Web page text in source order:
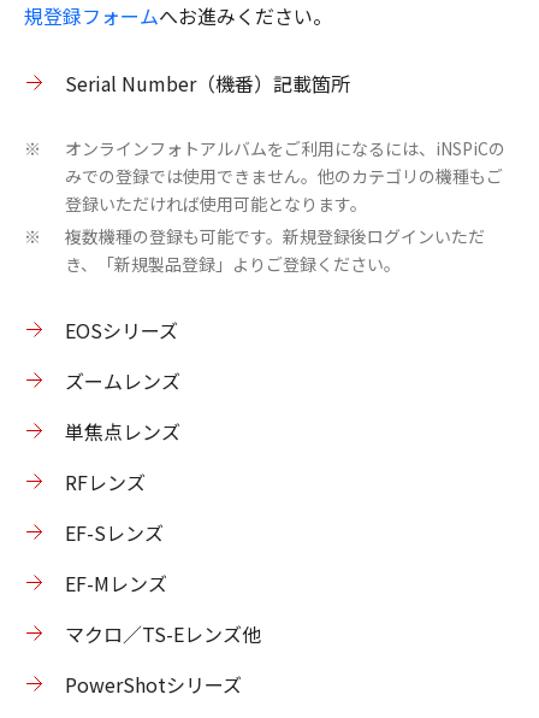
規登録フォームへお進みください。
Serial Number（機番）記載箇所
※
オンラインフォトアルバムをご利用になるには、iNSPiCの
みでの登録では使用できません。他のカテゴリの機種もご
登録いただければ使用可能となります。
※
複数機種の登録も可能です。新規登録後ログインいただ
き、「新規製品登録」よりご登録ください。
EOSシリーズ
ズームレンズ
単焦点レンズ
RFレンズ
EF-Sレンズ
EF-Mレンズ
マクロ／TS-Eレンズ他
PowerShotシリーズ